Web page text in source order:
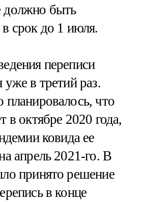
должно быть
срок до 1 июля.
переписи
уже в третий раз.
планировалось, что
в октябре 2020 года,
ковида ее
апрель 2021-го. В
принято решение
в конце